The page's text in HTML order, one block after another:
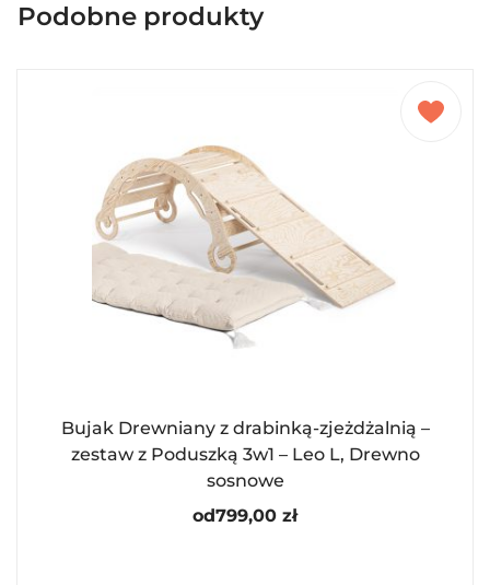
Podobne produkty
Bujak Drewniany z drabinką-zjeżdżalnią –
zestaw z Poduszką 3w1 – Leo L, Drewno
sosnowe
od799,00 zł